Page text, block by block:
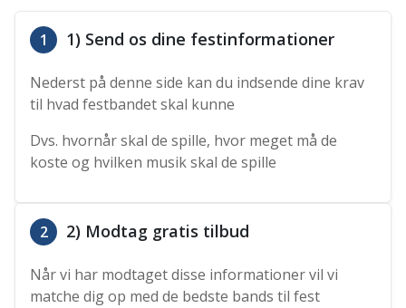
1 1) Send os dine festinformationer
Nederst på denne side kan du indsende dine krav
til hvad festbandet skal kunne
Dvs. hvornår skal de spille, hvor meget må de
koste og hvilken musik skal de spille
2 2) Modtag gratis tilbud
Når vi har modtaget disse informationer vil vi
matche dig op med de bedste bands til fest